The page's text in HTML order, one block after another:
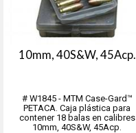
10mm, 40S&W, 45Acp.
# W1845 - MTM Case-Gard™
PETACA. Caja plástica para
contener 18 balas en calibres
10mm, 40S&W, 45Acp.